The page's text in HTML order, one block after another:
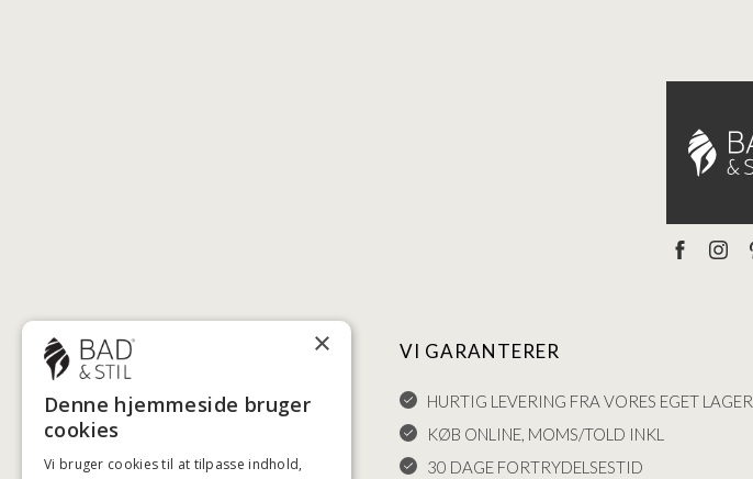
NYTTIGE LINKS
HANDELSBETINGELSER
LEVERING OG RETURET
FORTRYDELSESRET
VI GARANTERER
HURTIG LEVERING FRA VORES EGET LAGER
KØB ONLINE, MOMS/TOLD INKL
30 DAGE FORTRYDELSESTID
×
Denne hjemmeside bruger
cookies
Vi bruger cookies til at tilpasse indhold,